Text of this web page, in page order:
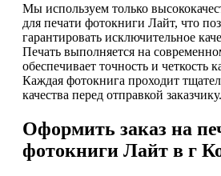
Мы используем только
для печати фотокниги Лайт, что
гарантировать исключительное
Печать выполняется на
обеспечивает точность и четкость
Каждая фотокнига проходит
качества перед отправкой заказчику.
Оформить заказ на
фотокниги Лайт в г